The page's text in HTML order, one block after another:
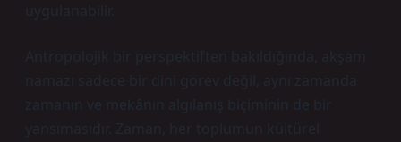
uygulanabilir.
Antropolojik bir perspektiften bakıldığında, akşam
namazı sadece bir dini görev değil, aynı zamanda
zamanın ve mekânın algılanış biçiminin de bir
yansımasıdır. Zaman, her toplumun kültürel